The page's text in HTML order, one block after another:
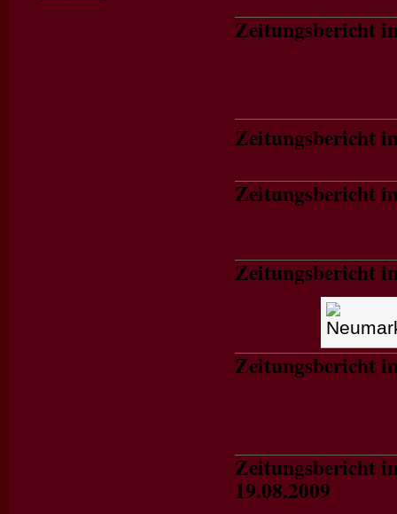
Zeitungsbericht
Zeitungsbericht
Zeitungsbericht
Zeitungsbericht
Zeitungsbericht
Zeitungsbericht
19.08.2009